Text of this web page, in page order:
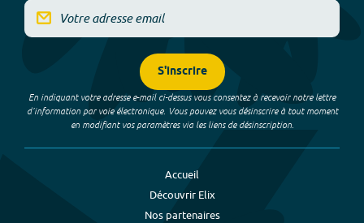
S'inscrire
En indiquant votre adresse e-mail ci-dessus vous consentez à recevoir notre lettre
d’information par voie électronique. Vous pouvez vous désinscrire à tout moment
en modifiant vos paramètres via les liens de désinscription.
Accueil
Découvrir Elix
Nos partenaires